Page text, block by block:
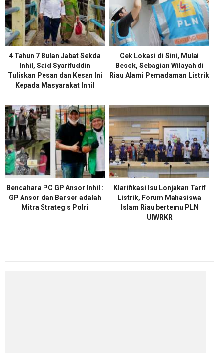
4 Tahun 7 Bulan Jabat Sekda
Inhil, Said Syarifuddin
Tuliskan Pesan dan Kesan Ini
Kepada Masyarakat Inhil
Cek Lokasi di Sini, Mulai
Besok, Sebagian Wilayah di
Riau Alami Pemadaman Listrik
Bendahara PC GP Ansor Inhil :
GP Ansor dan Banser adalah
Mitra Strategis Polri
Klarifikasi Isu Lonjakan Tarif
Listrik, Forum Mahasiswa
Islam Riau bertemu PLN
UIWRKR